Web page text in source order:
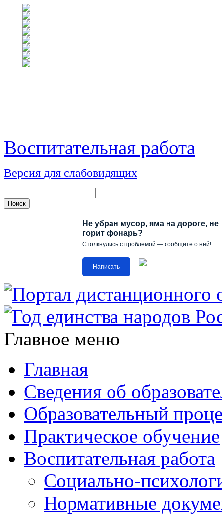
Воспитательная работа
Версия для слабовидящих
Не убран мусор, яма на дороге, не
горит фонарь?
Столкнулись с проблемой — сообщите о ней!
Написать
Главное меню
Главная
Сведения об
Образовательный
Практическое обучение
Воспитательная работа
Социально-
Нормативные